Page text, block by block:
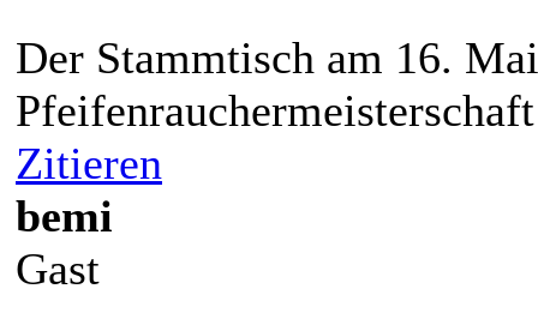
Der Stammtisch am 16.
Zitieren
bemi
Gast